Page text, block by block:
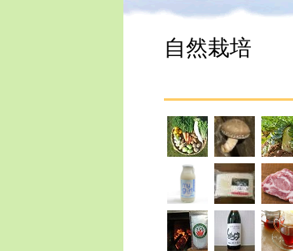
自然栽培